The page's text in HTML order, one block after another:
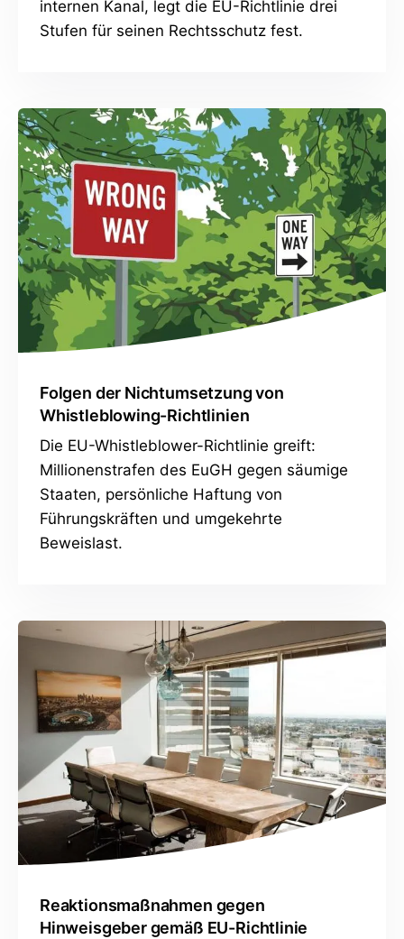
internen Kanal, legt die EU-Richtlinie drei
Stufen für seinen Rechtsschutz fest.
Folgen der Nichtumsetzung von
Whistleblowing-Richtlinien
Die EU-Whistleblower-Richtlinie greift:
Millionenstrafen des EuGH gegen säumige
Staaten, persönliche Haftung von
Führungskräften und umgekehrte
Beweislast.
Reaktionsmaßnahmen gegen
Hinweisgeber gemäß EU-Richtlinie